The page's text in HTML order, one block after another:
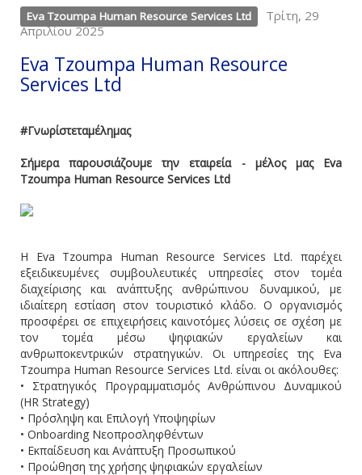
Eva Tzoumpa Human Resource Services Ltd
Τρίτη, 29
Απριλίου 2025
Eva Tzoumpa Human Resource
Services Ltd
#Γνωρίστεταμέλημας
Σήμερα παρουσιάζουμε την εταιρεία - μέλος μας Eva
Tzoumpa Human Resource Services Ltd
Η Eva Tzoumpa Human Resource Services Ltd. παρέχει
εξειδικευμένες συμβουλευτικές υπηρεσίες στον τομέα
διαχείρισης και ανάπτυξης ανθρώπινου δυναμικού, με
ιδιαίτερη εστίαση στον τουριστικό κλάδο. Ο οργανισμός
προσφέρει σε επιχειρήσεις καινοτόμες λύσεις σε σχέση με
τον τομέα μέσω ψηφιακών εργαλείων και
ανθρωποκεντρικών στρατηγικών. Οι υπηρεσίες της Eva
Tzoumpa Human Resource Services Ltd. είναι οι ακόλουθες:
• Στρατηγικός Προγραμματισμός Ανθρώπινου Δυναμικού
(HR Strategy)
• Πρόσληψη και Επιλογή Υποψηφίων
• Onboarding Νεοπροσληφθέντων
• Εκπαίδευση και Ανάπτυξη Προσωπικού
• Προώθηση της χρήσης ψηφιακών εργαλείων